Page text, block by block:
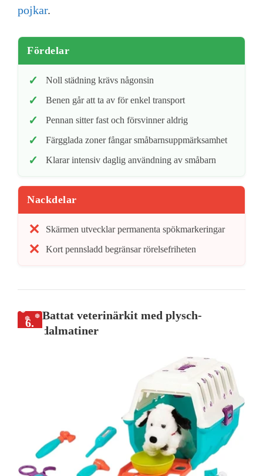
pojkar.
Fördelar
Noll städning krävs någonsin
Benen går att ta av för enkel transport
Pennan sitter fast och försvinner aldrig
Färgglada zoner fångar småbarnsuppmärksamhet
Klarar intensiv daglig användning av småbarn
Nackdelar
Skärmen utvecklar permanenta spökmarkeringar
Kort pennsladd begränsar rörelsefriheten
6.
Battat veterinärkit med plysch-
dalmatiner